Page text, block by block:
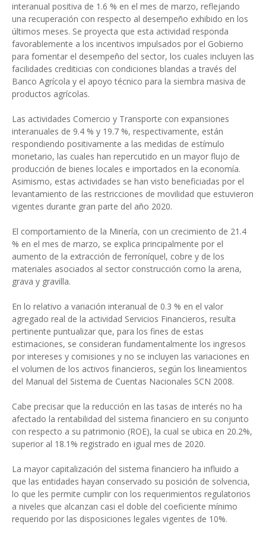
interanual positiva de 1.6 % en el mes de marzo, reflejando
una recuperación con respecto al desempeño exhibido en los
últimos meses. Se proyecta que esta actividad responda
favorablemente a los incentivos impulsados por el Gobierno
para fomentar el desempeño del sector, los cuales incluyen las
facilidades crediticias con condiciones blandas a través del
Banco Agrícola y el apoyo técnico para la siembra masiva de
productos agrícolas.
Las actividades Comercio y Transporte con expansiones
interanuales de 9.4 % y 19.7 %, respectivamente, están
respondiendo positivamente a las medidas de estímulo
monetario, las cuales han repercutido en un mayor flujo de
producción de bienes locales e importados en la economía.
Asimismo, estas actividades se han visto beneficiadas por el
levantamiento de las restricciones de movilidad que estuvieron
vigentes durante gran parte del año 2020.
El comportamiento de la Minería, con un crecimiento de 21.4
% en el mes de marzo, se explica principalmente por el
aumento de la extracción de ferroníquel, cobre y de los
materiales asociados al sector construcción como la arena,
grava y gravilla.
En lo relativo a variación interanual de 0.3 % en el valor
agregado real de la actividad Servicios Financieros, resulta
pertinente puntualizar que, para los fines de estas
estimaciones, se consideran fundamentalmente los ingresos
por intereses y comisiones y no se incluyen las variaciones en
el volumen de los activos financieros, según los lineamientos
del Manual del Sistema de Cuentas Nacionales SCN 2008.
Cabe precisar que la reducción en las tasas de interés no ha
afectado la rentabilidad del sistema financiero en su conjunto
con respecto a su patrimonio (ROE), la cual se ubica en 20.2%,
superior al 18.1% registrado en igual mes de 2020.
La mayor capitalización del sistema financiero ha influido a
que las entidades hayan conservado su posición de solvencia,
lo que les permite cumplir con los requerimientos regulatorios
a niveles que alcanzan casi el doble del coeficiente mínimo
requerido por las disposiciones legales vigentes de 10%.